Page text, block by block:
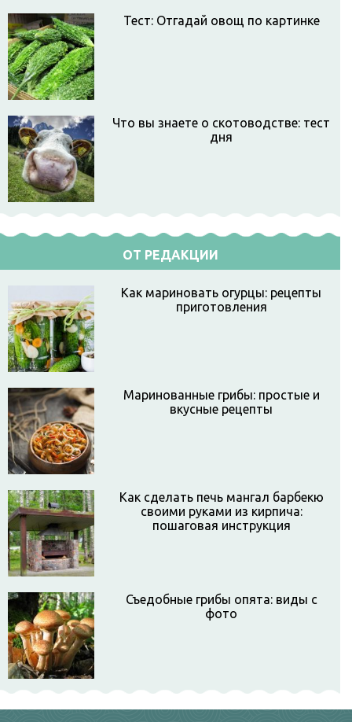
Тест: Отгадай овощ по картинке
Что вы знаете о скотоводстве: тест
дня
ОТ РЕДАКЦИИ
Как мариновать огурцы: рецепты
приготовления
Маринованные грибы: простые и
вкусные рецепты
Как сделать печь мангал барбекю
своими руками из кирпича:
пошаговая инструкция
Съедобные грибы опята: виды с
фото